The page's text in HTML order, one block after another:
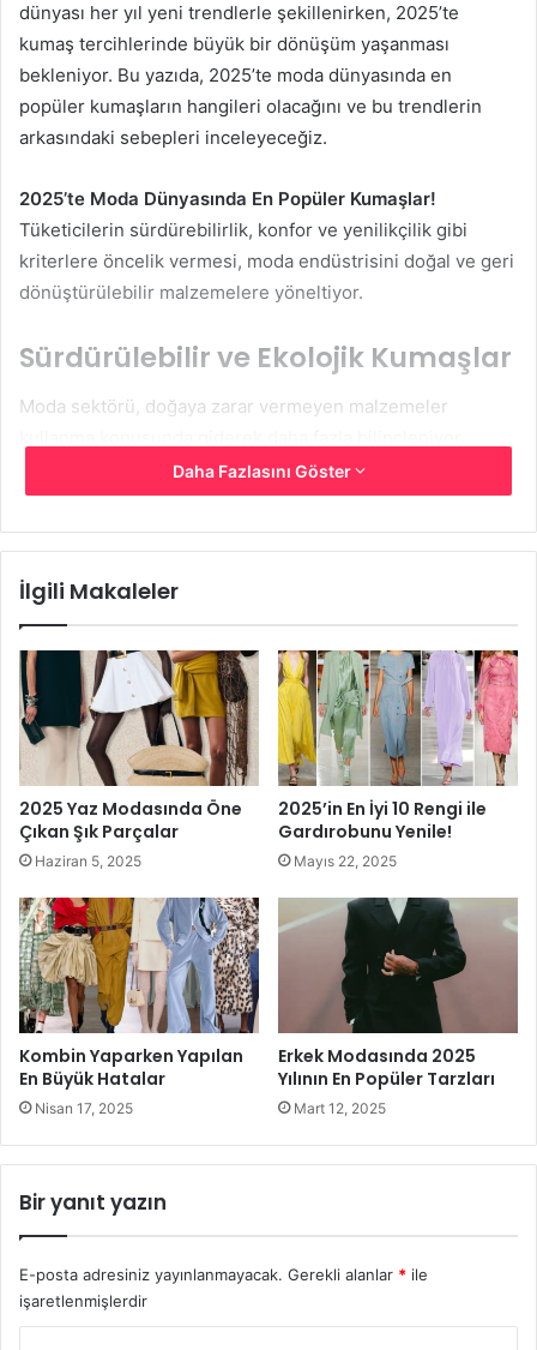
dünyası her yıl yeni trendlerle şekillenirken, 2025’te
kumaş tercihlerinde büyük bir dönüşüm yaşanması
bekleniyor. Bu yazıda, 2025’te moda dünyasında en
popüler kumaşların hangileri olacağını ve bu trendlerin
arkasındaki sebepleri inceleyeceğiz.
2025’te Moda Dünyasında En Popüler Kumaşlar!
Tüketicilerin sürdürebilirlik, konfor ve yenilikçilik gibi
kriterlere öncelik vermesi, moda endüstrisini doğal ve geri
dönüştürülebilir malzemelere yöneltiyor.
Sürdürülebilir ve Ekolojik Kumaşlar
Moda sektörü, doğaya zarar vermeyen malzemeler
2025’te moda dünyasında en popüler kumaşlar arasında
organik pamuk, bambu lifi ve geri dönüştürülmüş polyester
gibi sürdürebilir materyaller öne çıkıyor.
Organik Pamuk:
miktarda su tüketirken, organik pamuk daha az su ve
kimyasal kullanımıyla çevre dostu bir alternatif
sunuyor. Aynı zamanda, doğal yapısıyla cildi tahriş
etmeyen yumuşak bir doku sağlıyor.
Bambu Lifi:Hızlı yenilenebilen bir bitki olan
bambudan elde edilen bu kumaş, doğal antibakteriyel
özelliklere sahip ve neme dayanıklıdır. Hafif ve nefes
alabilen yapısı sayesinde spor giyimden gündelik
Geri Dönüştürülmüş Polyester:Plastik atıklardan elde
edilen bu kumaş, hem dayanıklı hem de esnektir.
Giyim sektöründe döngüsel ekonomiyi destekleyen
en önemli malzemeler arasında yer almaktadır.
Daha Fazlasını Göster
İlgili Makaleler
2025 Yaz Modasında Öne
Çıkan Şık Parçalar
Haziran 5, 2025
2025’in En İyi 10 Rengi ile
Gardırobunu Yenile!
Mayıs 22, 2025
Kombin Yaparken Yapılan
En Büyük Hatalar
Nisan 17, 2025
Erkek Modasında 2025
Yılının En Popüler Tarzları
Mart 12, 2025
Bir yanıt yazın
E-posta adresiniz yayınlanmayacak. Gerekli alanlar * ile
işaretlenmişlerdir